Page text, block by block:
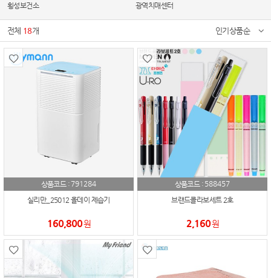
횡성보건소
광역치매센터
전체 18개 인기상품순
상품코드 : 791284
실리만_25012 올데이 제습기
160,800원
상품코드 : 588457
브랜드콜라보세트 2호
2,160원